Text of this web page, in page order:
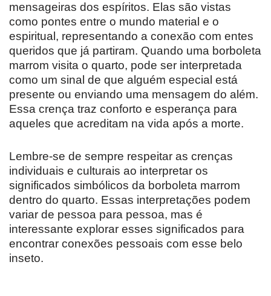
mensageiras dos espíritos. Elas são vistas
como pontes entre o mundo material e o
espiritual, representando a conexão com entes
queridos que já partiram. Quando uma borboleta
marrom visita o quarto, pode ser interpretada
como um sinal de que alguém especial está
presente ou enviando uma mensagem do além.
Essa crença traz conforto e esperança para
aqueles que acreditam na vida após a morte.
Lembre-se de sempre respeitar as crenças
individuais e culturais ao interpretar os
significados simbólicos da borboleta marrom
dentro do quarto. Essas interpretações podem
variar de pessoa para pessoa, mas é
interessante explorar esses significados para
encontrar conexões pessoais com esse belo
inseto.